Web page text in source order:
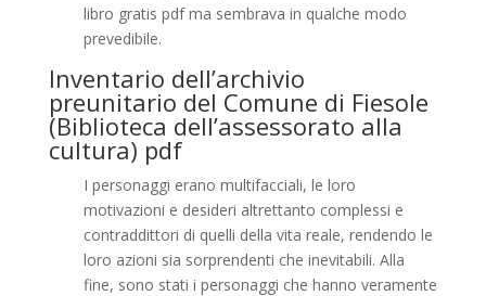
libro gratis pdf ma sembrava in qualche modo
prevedibile.
Inventario dell’archivio
preunitario del Comune di Fiesole
(Biblioteca dell’assessorato alla
cultura) pdf
I personaggi erano multifacciali, le loro
motivazioni e desideri altrettanto complessi e
contraddittori di quelli della vita reale, rendendo le
loro azioni sia sorprendenti che inevitabili. Alla
fine, sono stati i personaggi che hanno veramente